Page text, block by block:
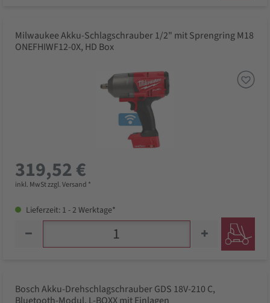
Milwaukee Akku-Schlagschrauber 1/2" mit Sprengring M18
ONEFHIWF12-0X, HD Box
319,52 €
inkl. MwSt zzgl. Versand *
Lieferzeit: 1 - 2 Werktage*
Bosch Akku-Drehschlagschrauber GDS 18V-210 C,